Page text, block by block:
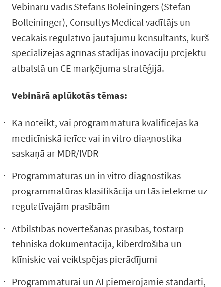
Vebināru vadīs Stefans Boleiningers (Stefan
Bolleininger), Consultys Medical vadītājs un
vecākais regulatīvo jautājumu konsultants, kurš
specializējas agrīnas stadijas inovāciju projektu
atbalstā un CE marķējuma stratēģijā.
Vebinārā aplūkotās tēmas:
​Kā noteikt, vai programmatūra kvalificējas kā
medicīniskā ierīce vai in vitro diagnostika
saskaņā ar MDR/IVDR
​Programmatūras un in vitro diagnostikas
programmatūras klasifikācija un tās ietekme uz
regulatīvajām prasībām
​Atbilstības novērtēšanas prasības, tostarp
tehniskā dokumentācija, kiberdrošība un
klīniskie vai veiktspējas pierādījumi
​Programmatūrai un AI piemērojamie standarti,